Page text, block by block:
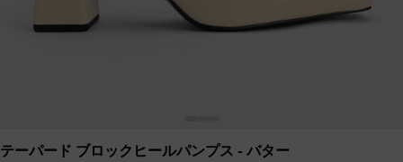
テーパード ブロックヒールパンプス - バター